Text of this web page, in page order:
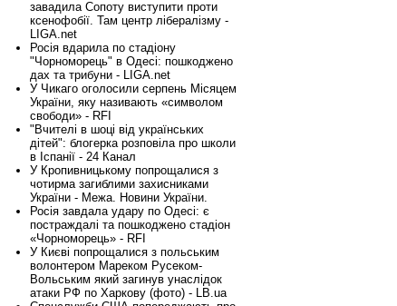
завадила Сопоту виступити проти
ксенофобії. Там центр лібералізму -
LIGA.net
Росія вдарила по стадіону
"Чорноморець" в Одесі: пошкоджено
дах та трибуни - LIGA.net
У Чикаго оголосили серпень Місяцем
України, яку називають «символом
свободи» - RFI
"Вчителі в шоці від українських
дітей": блогерка розповіла про школи
в Іспанії - 24 Канал
У Кропивницькому попрощалися з
чотирма загиблими захисниками
України - Межа. Новини України.
Росія завдала удару по Одесі: є
постраждалі та пошкоджено стадіон
«Чорноморець» - RFI
У Києві попрощалися з польським
волонтером Мареком Русеком-
Вольським який загинув унаслідок
атаки РФ по Харкову (фото) - LB.ua